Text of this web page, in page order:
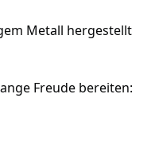
Metall hergestellt
Freude bereiten: